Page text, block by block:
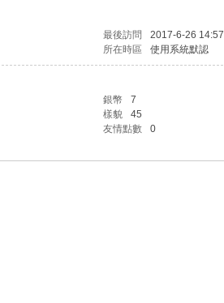
最後訪問
2017-6-26 14:57
所在時區 使用系統默認
銀幣
7
樣貌
45
友情點數 0